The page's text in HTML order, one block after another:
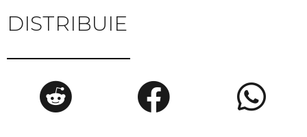
DISTRIBUIE